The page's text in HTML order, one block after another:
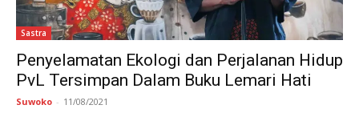
Sastra
Penyelamatan Ekologi dan Perjalanan Hidup
PvL Tersimpan Dalam Buku Lemari Hati
Suwoko - 11/08/2021